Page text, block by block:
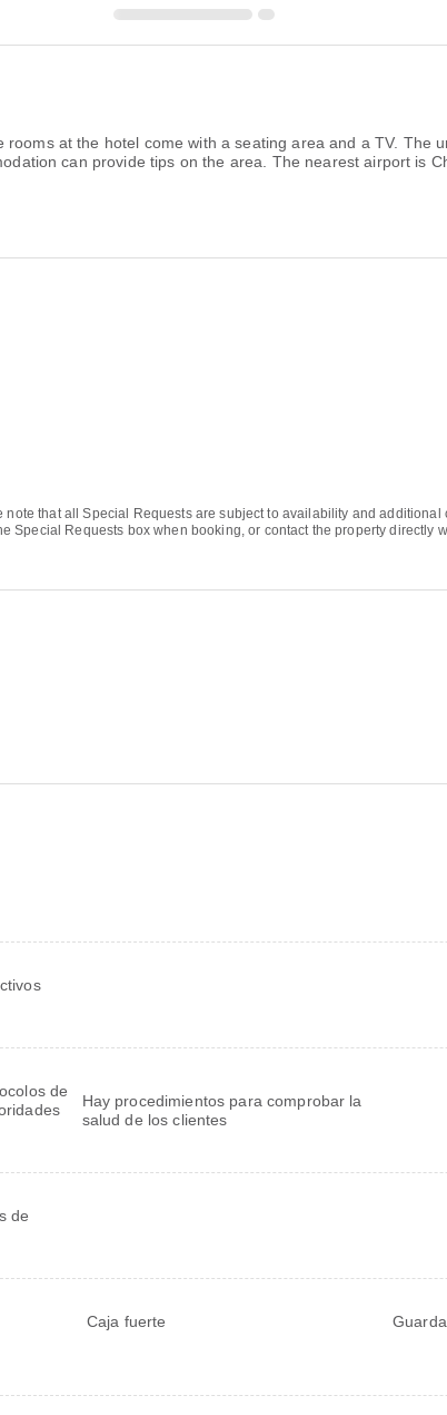
at the hotel come with a seating area and a TV. The
can provide tips on the area. The nearest airport is
that all Special Requests are subject to availability and additional
Requests box when booking, or contact the property directly
de
Hay procedimientos para comprobar la
salud de los clientes
de
Caja fuerte